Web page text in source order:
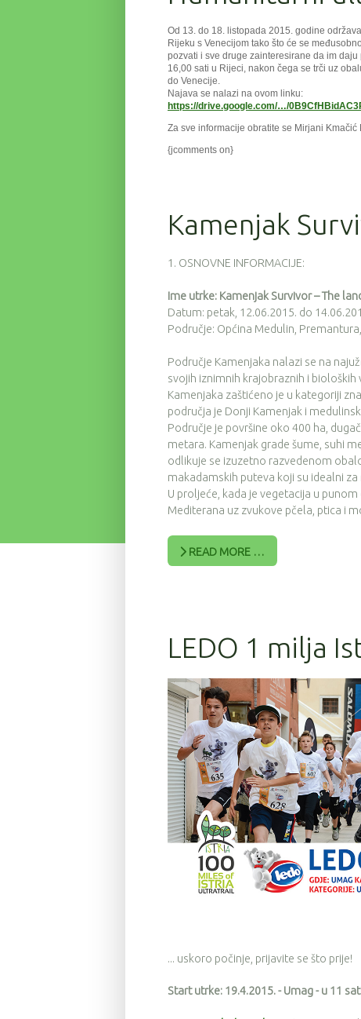
Od 13. do 18. listopada 2015. godine
Rijeku s Venecijom tako što će se
pozvati i sve druge zainteresirane da im
16,00 sati u Rijeci, nakon čega se trči uz
do Venecije.
Najava se nalazi na ovom linku:
https://drive.google.com/…/
Za sve informacije obratite se Mirjani Kmačić
{jcomments on}
Kamenjak
1. OSNOVNE INFORMACIJE:
Ime utrke: Kamenjak Survivor – The
Datum: petak, 12.06.2015. do
Područje: Općina Medulin,
Područje Kamenjaka nalazi se na
svojih iznimnih krajobraznih i
Kamenjaka zaštićeno je u kategoriji
područja je Donji Kamenjak i
Područje je površine oko 400 ha,
metara. Kamenjak grade šume, suhi
odlikuje se izuzetno razvedenom
makadamskih puteva koji su idealni
U proljeće, kada je vegetacija u
Mediterana uz zvukove pčela, ptica i
READ MORE …
LEDO 1 milja
... uskoro počinje, prijavite se što prije!
Start utrke: 19.4.2015. - Umag - u 11